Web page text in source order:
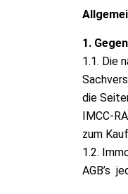
1.
1.1. Die
die
IMCC-
zum
1.2.
AGB’s